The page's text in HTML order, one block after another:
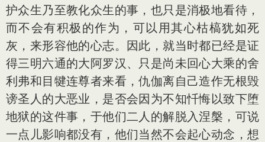
护众生乃至教化众生的事，也只是消极地看待，
而不会有积极的作为，可以用其心枯槁犹如死
灰，来形容他的心志。因此，就当时都已经是证
得三明六通的大阿罗汉、只是尚未回心大乘的舍
利弗和目犍连尊者来看，仇伽离自己造作无根毁
谤圣人的大恶业，是否会因为不知忏悔以致下堕
地狱的这件事，于他们二人的解脱入涅槃，可说
一点儿影响都没有，他们当然不会起心动念，想